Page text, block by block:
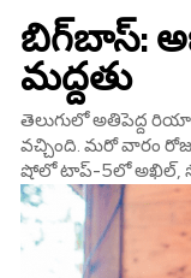
బిగ్‌బాస్:
మద్దతు
తెలుగులో అతిపెద్ద
వచ్చింది. మరో వారం
షోలో టాప్-5లో అఖిల్‌,